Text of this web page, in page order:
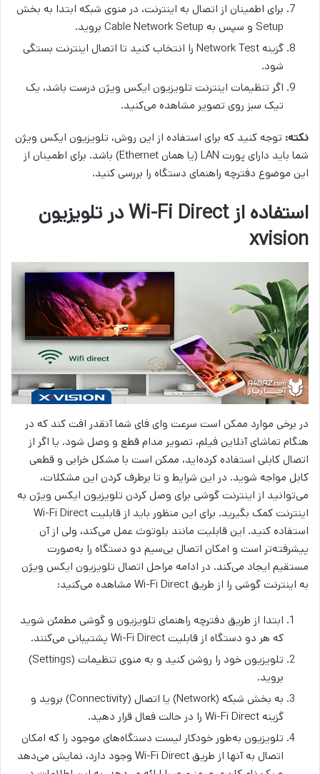
برای اطمینان از اتصال به اینترنت، در منوی شبکه ابتدا به بخش
Setup و سپس به Cable Network Setup بروید.
گزینه Network Test را انتخاب کنید تا اتصال اینترنت بستگی
شود.
اگر تنظیمات اینترنت تلویزیون ایکس ویژن درست باشد، یک
تیک سبز روی تصویر مشاهده می‌کنید.
نکته: توجه کنید که برای استفاده از این روش، تلویزیون ایکس ویژن
شما باید دارای پورت LAN (یا همان Ethernet) باشد. برای اطمینان از
این موضوع دفترچه راهنمای دستگاه را بررسی کنید.
استفاده از Wi-Fi Direct در تلویزیون
xvision
در برخی موارد ممکن است سرعت وای فای شما آنقدر افت کند که در
هنگام تماشای آنلاین فیلم، تصویر مدام قطع و وصل شود. یا اگر از
اتصال کابلی استفاده کرده‌اید، ممکن است با مشکل خرابی و قطعی
کابل مواجه شوید. در این شرایط و تا برطرف کردن این مشکلات،
می‌توانید از اینترنت گوشی برای وصل کردن تلویزیون ایکس ویژن به
اینترنت کمک بگیرید. برای این منظور باید از قابلیت Wi-Fi Direct
استفاده کنید. این قابلیت مانند بلوتوث عمل می‌کند، ولی از آن
پیشرفته‌تر است و امکان اتصال بی‌سیم دو دستگاه را به‌صورت
مستقیم ایجاد می‌کند. در ادامه مراحل اتصال تلویزیون ایکس ویژن
به اینترنت گوشی را از طریق Wi-Fi Direct مشاهده می‌کنید:
ابتدا از طریق دفترچه راهنمای تلویزیون و گوشی مطمئن شوید
که هر دو دستگاه از قابلیت Wi-Fi Direct پشتیبانی می‌کنند.
تلویزیون خود را روشن کنید و به منوی تنظیمات (Settings)
بروید.
به بخش شبکه (Network) یا اتصال (Connectivity) بروید و
گزینه Wi-Fi Direct را در حالت فعال قرار دهید.
تلویزیون به‌طور خودکار لیست دستگاه‌های موجود را که امکان
اتصال به آنها از طریق Wi-Fi Direct وجود دارد، نمایش می‌دهد